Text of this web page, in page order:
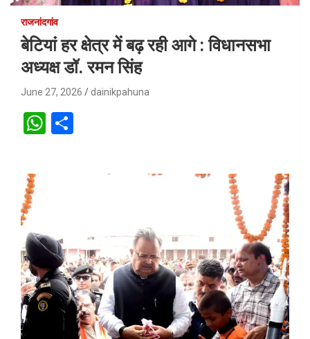
राजनांदगांव
बेटियां हर क्षेत्र में बढ़ रही आगे : विधानसभा
अध्यक्ष डॉ. रमन सिंह
June 27, 2026 dainikpahuna
W
p
p